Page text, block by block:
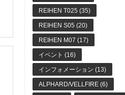
REIHEN T025 (35)
REIHEN S05 (20)
REIHEN M07 (17)
イベント (16)
インフォメーション (13)
ALPHARD/VELLFIRE (6)